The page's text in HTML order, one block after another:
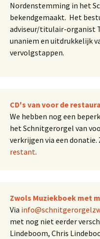
Nordenstemming in het
bekendgemaakt. Het
adviseur/titulair-organist
unaniem en uitdrukkelijk
vervolgstappen.
CD's van voor de
We hebben nog een
het Schnitgerorgel van
verkrijgen via een
restant.
Zwols Muziekboek met
Via
met nog niet eerder
Lindeboom, Chris